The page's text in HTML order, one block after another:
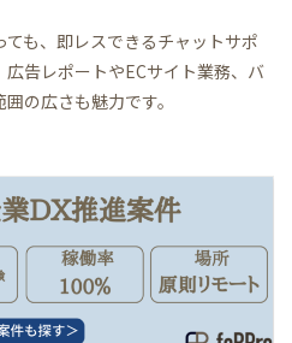
も、即レスできるチャットサポ
告レポートやECサイト業務、バ
の広さも魅力です。